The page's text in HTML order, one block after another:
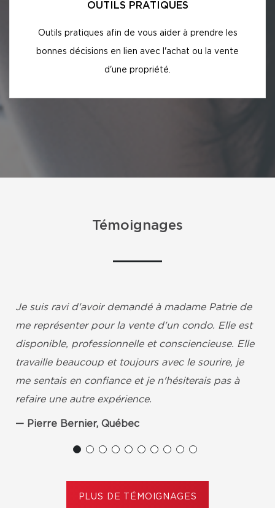
OUTILS PRATIQUES
Outils pratiques afin de vous aider à prendre les
bonnes décisions en lien avec l'achat ou la vente
d'une propriété.
Témoignages
Je suis ravi d'avoir demandé à madame Patrie de
me représenter pour la vente d'un condo. Elle est
disponible, professionnelle et consciencieuse. Elle
travaille beaucoup et toujours avec le sourire, je
me sentais en confiance et je n'hésiterais pas à
refaire une autre expérience.
Pierre Bernier, Québec
PLUS DE TÉMOIGNAGES